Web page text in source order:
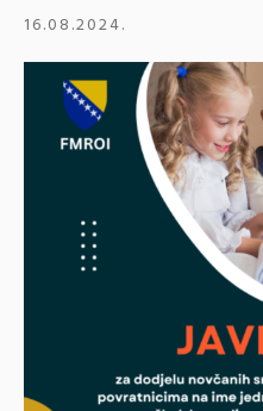
16.08.2024.